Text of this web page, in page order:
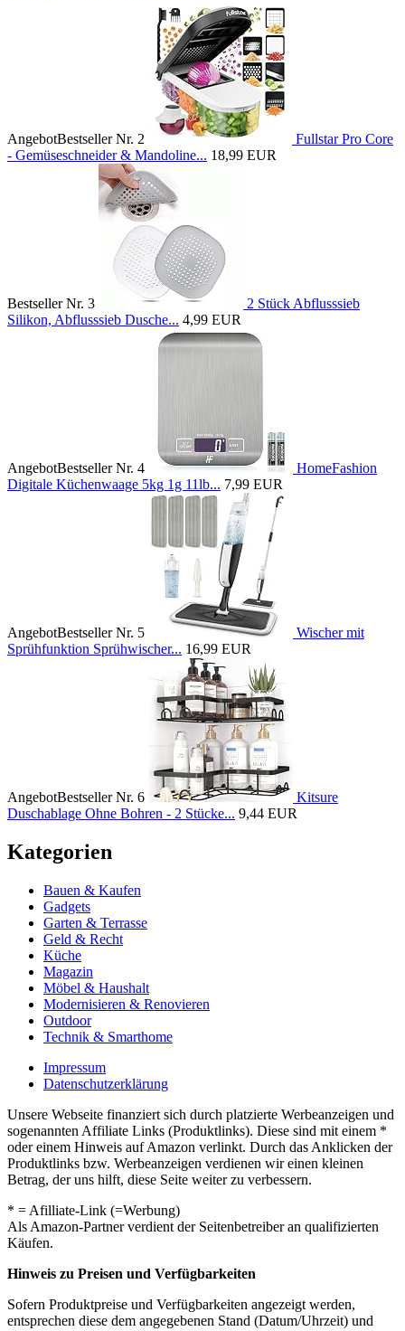
AngebotBestseller Nr. 2
Fullstar Pro Core
- Gemüseschneider & Mandoline... 18,99 EUR
Bestseller Nr. 3
2 Stück Abflusssieb
Silikon, Abflusssieb Dusche... 4,99 EUR
AngebotBestseller Nr. 4
HomeFashion
Digitale Küchenwaage 5kg 1g 11lb... 7,99 EUR
AngebotBestseller Nr. 5
Wischer mit
Sprühfunktion Sprühwischer... 16,99 EUR
AngebotBestseller Nr. 6
Kitsure
Duschablage Ohne Bohren - 2 Stücke... 9,44 EUR
Kategorien
Bauen & Kaufen
Gadgets
Garten & Terrasse
Geld & Recht
Küche
Magazin
Möbel & Haushalt
Modernisieren & Renovieren
Outdoor
Technik & Smarthome
Impressum
Datenschutzerklärung
Unsere Webseite finanziert sich durch platzierte Werbeanzeigen und
sogenannten Affiliate Links (Produktlinks). Diese sind mit einem *
oder einem Hinweis auf Amazon verlinkt. Durch das Anklicken der
Produktlinks bzw. Werbeanzeigen verdienen wir einen kleinen
Betrag, der uns hilft, diese Seite weiter zu verbessern.
* = Afilliate-Link (=Werbung)
Als Amazon-Partner verdient der Seitenbetreiber an qualifizierten
Käufen.
Hinweis zu Preisen und Verfügbarkeiten
Sofern Produktpreise und Verfügbarkeiten angezeigt werden,
entsprechen diese dem angegebenen Stand (Datum/Uhrzeit) und